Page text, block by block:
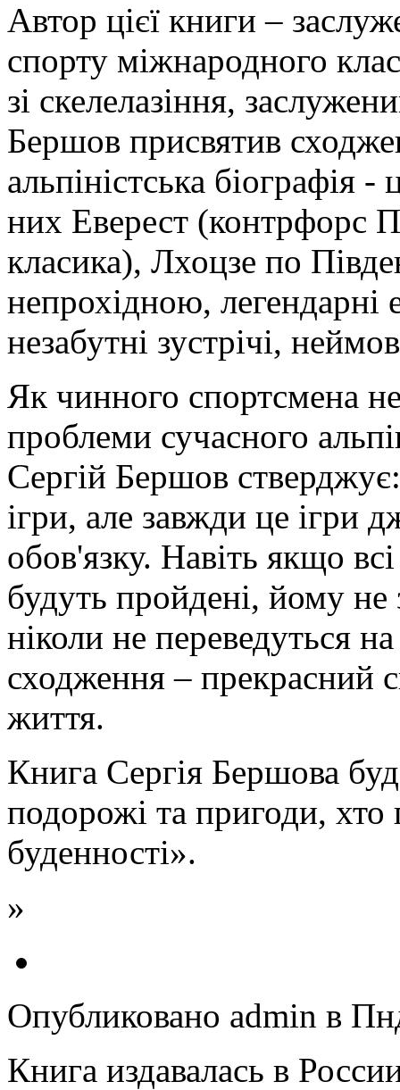
Автор цієї книги –
спорту міжнародного
зі скелелазіння,
Бершов присвятив
альпіністська біографія
них Еверест (контрфорс
класика), Лхоцзе по
непрохідною, легендарні
незабутні зустрічі,
Як чинного спортсмена
проблеми сучасного
Сергій Бершов стверджує:
ігри, але завжди це ігри
обов'язку. Навіть якщо
будуть пройдені, йому
ніколи не переведуться
сходження – прекрасний
життя.
Книга Сергія Бершова
подорожі та пригоди, хто
буденності».
»
Опубликовано admin в
Книга издавалась в